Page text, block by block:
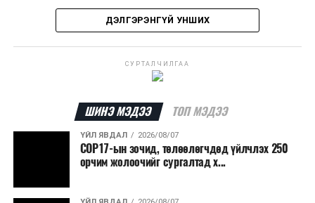
Албаныхны мэдээлснээр түймрийн нэг голомтыг
шатаасан гэх үндэслэлээр эрүүгийн хэрэг үүсгэн
шалтгааныг үргэлжлүүлэн тогтоож байгаа бөгөөд
аянгын улмаас үүсээгүй гэж үзэж байгаа аж.
Одоогоор АНУ даяар 13 мужид 90 гаруй томоохон ой,
хээрийн түймэр идэвхтэй үргэлжилж байгаагийн
талаас илүү нь Орегон болон Вашингтон мужид
ДЭЛГЭРЭНГҮЙ УНШИХ
СУРТАЛЧИЛГАА
ШИНЭ МЭДЭЭ ТОП МЭДЭЭ
ҮЙЛ ЯВДАЛ 2026/08/07
COP17-ын зочид, төлөөлөгчдөд үйлчлэх 250
орчим жолоочийг сургалтад х...